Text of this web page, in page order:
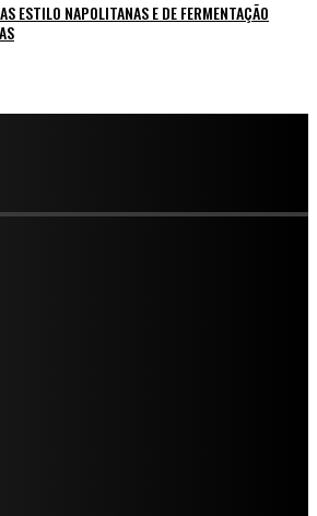
ESTILO NAPOLITANAS E DE FERMENTAÇÃO